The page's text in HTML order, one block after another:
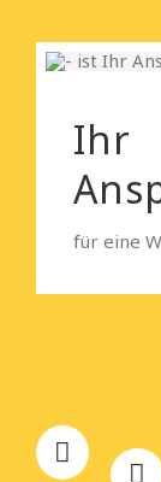
Ihr
für eine